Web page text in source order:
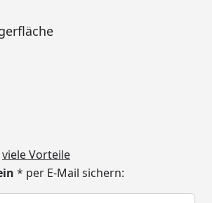
viele Vorteile
* per E-Mail sichern: